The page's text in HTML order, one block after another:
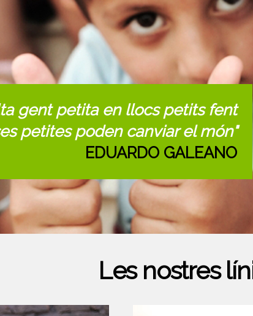
gent petita en llocs petits fent
petites poden canviar el món"
EDUARDO GALEANO
Les nostres